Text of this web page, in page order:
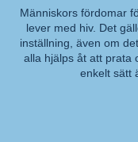
Kommentar:
Människors fördomar
lever med hiv. Det
inställning, även om
alla hjälps åt att prata
enkelt sätt